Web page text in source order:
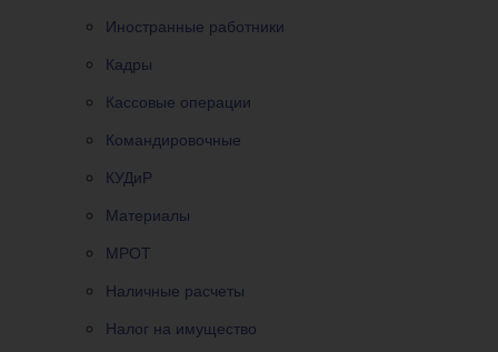
Иностранные работники
Кадры
Кассовые операции
Командировочные
КУДиР
Материалы
МРОТ
Наличные расчеты
Налог на имущество